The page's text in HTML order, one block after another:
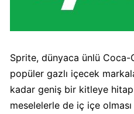
Boykot
mu?
Burger
King
Kimin
Sprite, dünyaca ünlü
popüler gazlı içecek
kadar geniş bir kitleye
meselelerle de iç içe olması